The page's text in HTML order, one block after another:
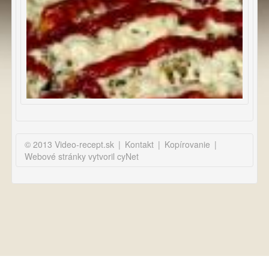
© 2013 Video-recept.sk | Kontakt | Kopírovanie |
Webové stránky vytvoril cyNet